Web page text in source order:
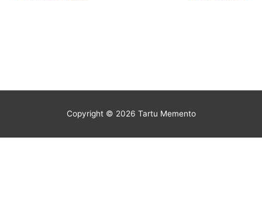
Copyright © 2026 Tartu Memento